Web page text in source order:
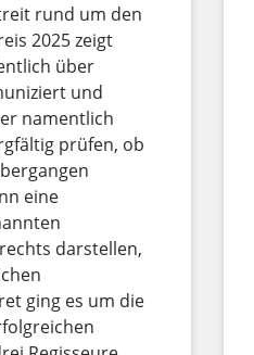
rund um den
2025 zeigt
über
und
namentlich
prüfen, ob
eine
darstellen,
ging es um die